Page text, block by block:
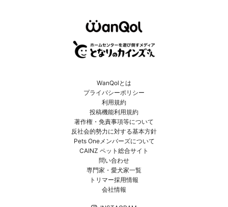
WanQolとは
プライバシーポリシー
利用規約
投稿機能利用規約
著作権・免責事項等について
反社会的勢力に対する基本方針
Pets Oneメンバーズについて
CAINZ ペット総合サイト
問い合わせ
専門家・愛犬家一覧
トリマー採用情報
会社情報